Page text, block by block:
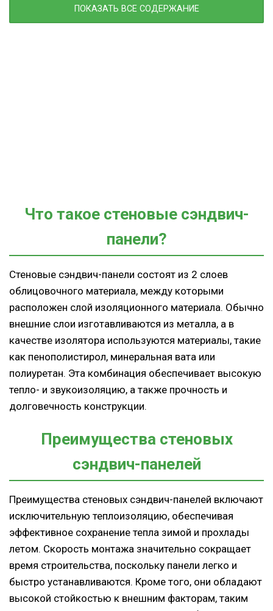
ПОКАЗАТЬ ВСЕ СОДЕРЖАНИЕ
Что такое стеновые сэндвич-
панели?
Стеновые сэндвич-панели состоят из 2 слоев
облицовочного материала, между которыми
расположен слой изоляционного материала. Обычно
внешние слои изготавливаются из металла, а в
качестве изолятора используются материалы, такие
как пенополистирол, минеральная вата или
полиуретан. Эта комбинация обеспечивает высокую
тепло- и звукоизоляцию, а также прочность и
долговечность конструкции.
Преимущества стеновых
сэндвич-панелей
Преимущества стеновых сэндвич-панелей включают
исключительную теплоизоляцию, обеспечивая
эффективное сохранение тепла зимой и прохлады
летом. Скорость монтажа значительно сокращает
время строительства, поскольку панели легко и
быстро устанавливаются. Кроме того, они обладают
высокой стойкостью к внешним факторам, таким